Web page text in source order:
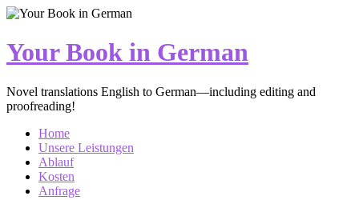
Zum
springen
Your Book in German
Novel translations English to German—including editing and
proofreading!
Menü
Home
Unsere Leistungen
Ablauf
Kosten
Anfrage